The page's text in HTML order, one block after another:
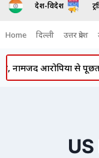
देश-विदेश
Home दिल्ली उत्तर प्रदेश
आरोपियों से